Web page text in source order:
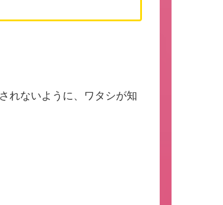
れないように、ワタシが知